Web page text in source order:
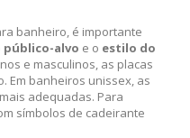
banheiro, é importante
público-alvo e o estilo do
e masculinos, as placas
Em banheiros unissex, as
adequadas. Para
símbolos de cadeirante